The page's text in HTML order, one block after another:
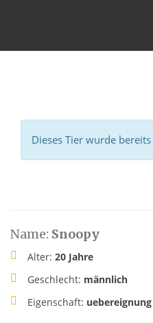
Dieses Tier wurde bereits
Name: Snoopy
Alter: 20 Jahre
Geschlecht: männlich
Eigenschaft: uebereignung